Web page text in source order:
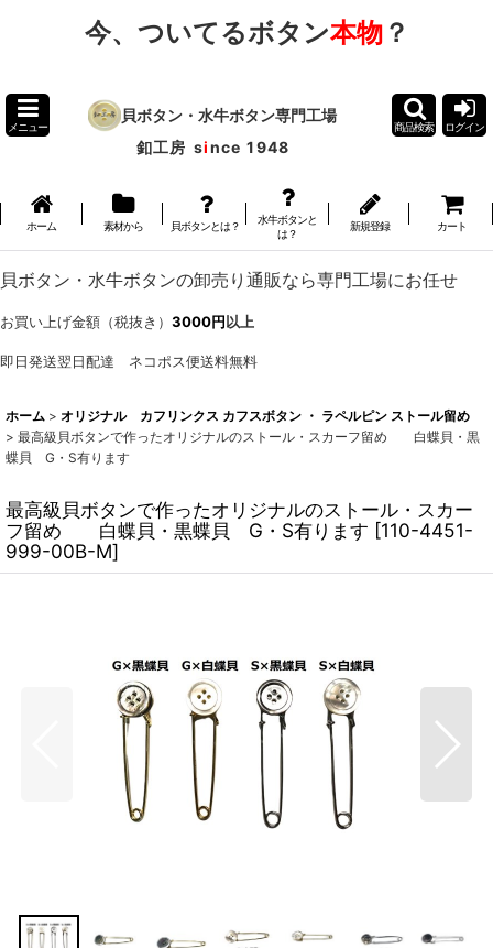
今、ついてるボタン本物？
メニュー
貝ボタン・水牛ボタン専門工場
釦工房 since 1948
商品検索 ログイン
ホーム 素材から 貝ボタンとは？
水牛ボタンと
は？
新規登録 カート
貝ボタン・水牛ボタンの卸売り通販なら専門工場にお任せ
お買い上げ金額（税抜き） 3000円以上
即日発送翌日配達 ネコポス便送料無料
ホーム > オリジナル カフリンクス カフスボタン ・ ラペルピン ストール留め
> 最高級貝ボタンで作ったオリジナルのストール・スカーフ留め 白蝶貝・黒
蝶貝 G・S有ります
最高級貝ボタンで作ったオリジナルのストール・スカー
フ留め 白蝶貝・黒蝶貝 G・S有ります [110-4451-
999-00B-M]